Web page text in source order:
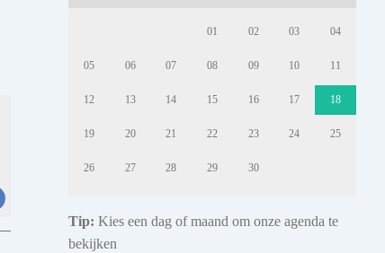
01 02 03 04
05 06 07 08 09 10 11
12 13 14 15 16 17 18
19 20 21 22 23 24 25
26 27 28 29 30
Tip: Kies een dag of maand om onze agenda te
bekijken